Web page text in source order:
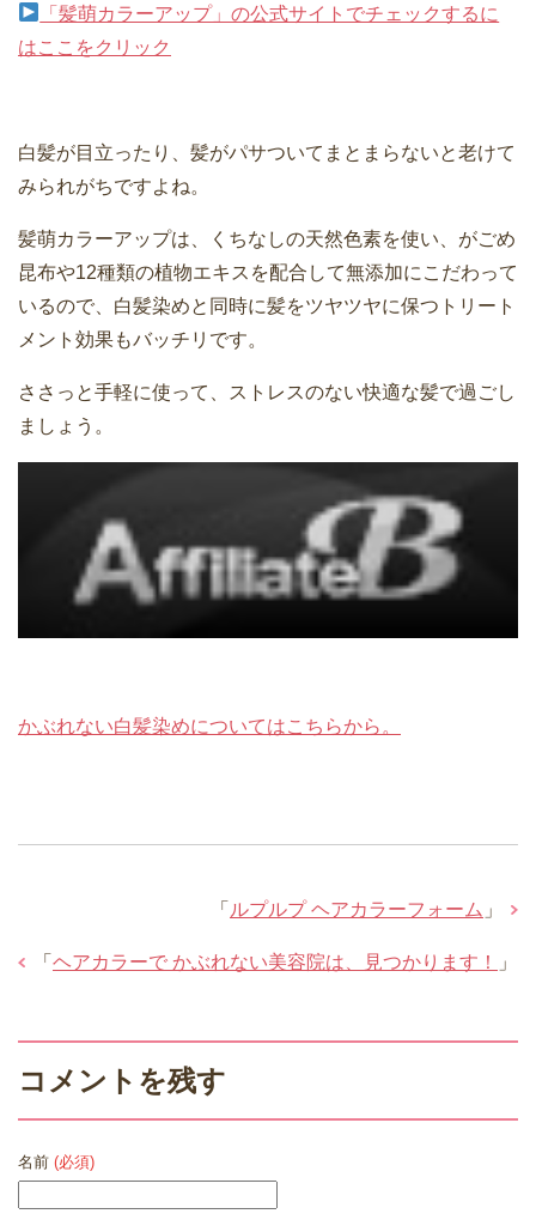
「髪萌カラーアップ」の公式サイトでチェックするに
はここをクリック
白髪が目立ったり、髪がパサついてまとまらないと老けて
みられがちですよね。
髪萌カラーアップは、くちなしの天然色素を使い、がごめ
昆布や12種類の植物エキスを配合して無添加にこだわって
いるので、白髪染めと同時に髪をツヤツヤに保つトリート
メント効果もバッチリです。
ささっと手軽に使って、ストレスのない快適な髪で過ごし
ましょう。
かぶれない白髪染めについてはこちらから。
「 ルプルプ ヘアカラーフォーム 」
「 ヘアカラーで かぶれない美容院は、見つかります！ 」
コメントを残す
名前 (必須)